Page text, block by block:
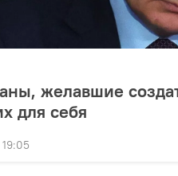
желавшие
для себя